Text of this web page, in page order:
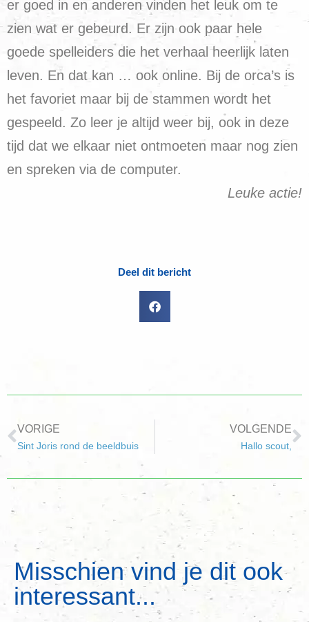
er goed in en anderen vinden het leuk om te
zien wat er gebeurd. Er zijn ook paar hele
goede spelleiders die het verhaal heerlijk laten
leven. En dat kan … ook online. Bij de orca’s is
het favoriet maar bij de stammen wordt het
gespeeld. Zo leer je altijd weer bij, ook in deze
tijd dat we elkaar niet ontmoeten maar nog zien
en spreken via de computer.
Leuke actie!
Deel dit bericht
VORIGE
Sint Joris rond de beeldbuis
VOLGENDE
Hallo scout,
Misschien vind je dit ook
interessant...